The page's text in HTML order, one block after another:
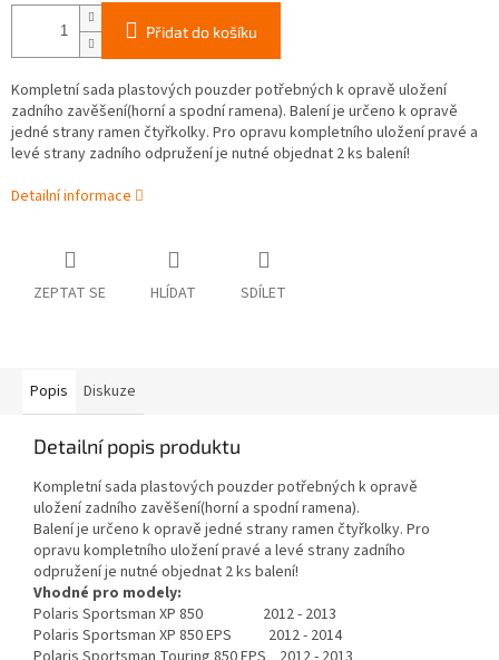
Přidat do košíku
Kompletní sada plastových pouzder potřebných k opravě uložení
zadního zavěšení(horní a spodní ramena). Balení je určeno k opravě
jedné strany ramen čtyřkolky. Pro opravu kompletního uložení pravé a
levé strany zadního odpružení je nutné objednat 2 ks balení!
Detailní informace
ZEPTAT SE HLÍDAT SDÍLET
Popis Diskuze
Detailní popis produktu
Kompletní sada plastových pouzder potřebných k opravě
uložení zadního zavěšení(horní a spodní ramena).
Balení je určeno k opravě jedné strany ramen čtyřkolky. Pro
opravu kompletního uložení pravé a levé strany zadního
odpružení je nutné objednat 2 ks balení!
Vhodné pro modely:
Polaris Sportsman XP 850 2012 - 2013
Polaris Sportsman XP 850 EPS 2012 - 2014